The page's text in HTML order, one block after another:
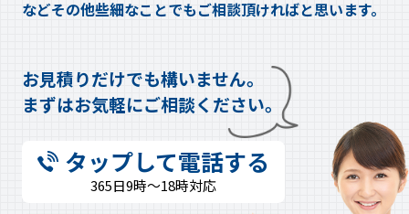
などその他些細なことでもご相談頂ければと思います。
お見積りだけでも構いません。
まずはお気軽にご相談ください。
タップして電話する
365日9時～18時対応